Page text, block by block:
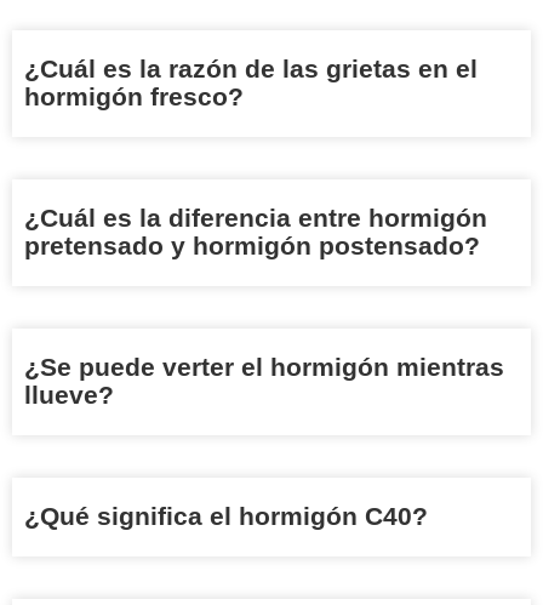
¿Cuál es la razón de las grietas en el
hormigón fresco?
¿Cuál es la diferencia entre hormigón
pretensado y hormigón postensado?
¿Se puede verter el hormigón mientras
llueve?
¿Qué significa el hormigón C40?